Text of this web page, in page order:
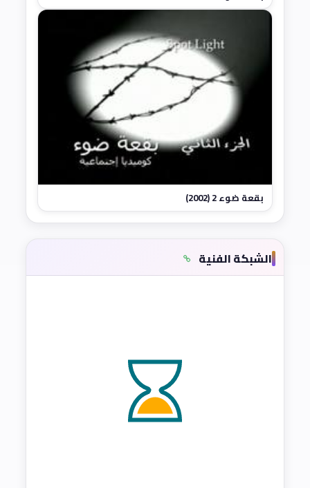
بقعة ضوء 2 (2002)
الشبكة الفنية